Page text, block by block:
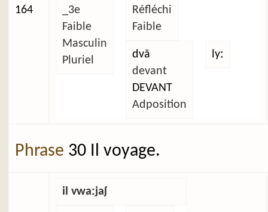
164
_3e
Faible
Masculin
Pluriel
Réfléchi
Faible
dvã
devant
DEVANT
Adposition
lyː
Phrase 30 Il voyage.
il vwaːjaʃ